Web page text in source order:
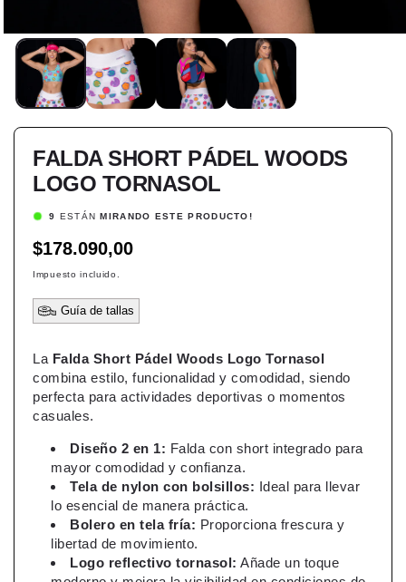
FALDA SHORT PÁDEL WOODS
LOGO TORNASOL
6 ESTÁN MIRANDO ESTE PRODUCTO!
Precio
habitual
$178.090,00
Impuesto incluido.
Guía de tallas
La Falda Short Pádel Woods Logo Tornasol
combina estilo, funcionalidad y comodidad, siendo
perfecta para actividades deportivas o momentos
casuales.
Diseño 2 en 1: Falda con short integrado para
mayor comodidad y confianza.
Tela de nylon con bolsillos: Ideal para llevar
lo esencial de manera práctica.
Bolero en tela fría: Proporciona frescura y
libertad de movimiento.
Logo reflectivo tornasol: Añade un toque